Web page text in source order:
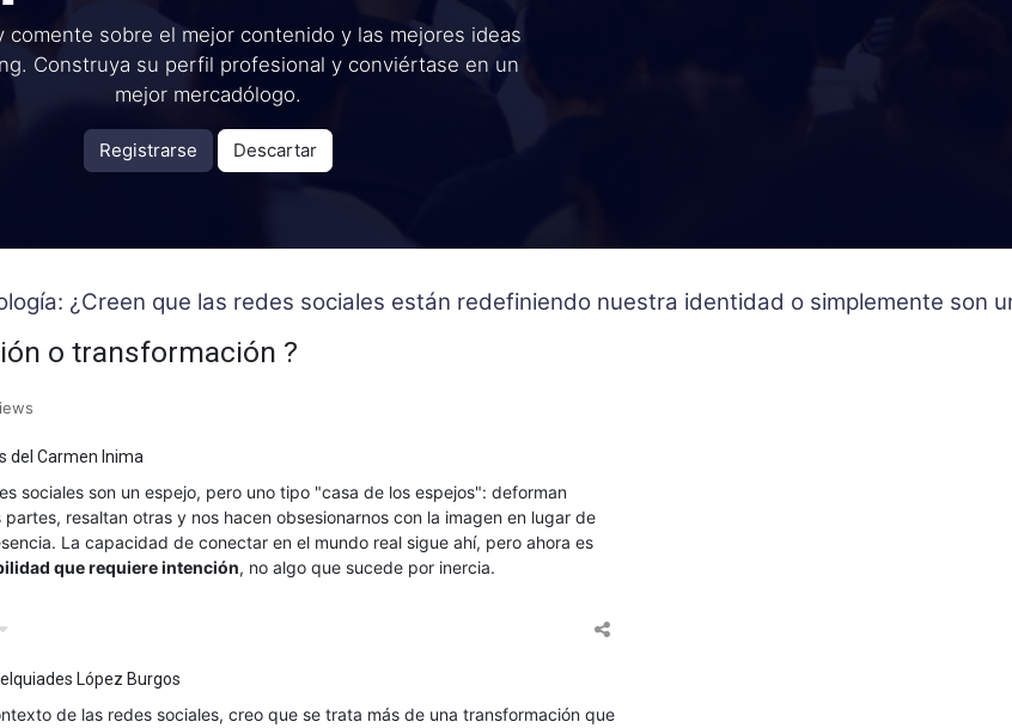
comente sobre el mejor contenido y las mejores ideas
Construya su perfil profesional y conviértase en un
mejor mercadólogo.
Registrarse Descartar
¿Creen que las redes sociales están redefiniendo nuestra identidad o simplemente
o transformación ?
del Carmen Inima
sociales son un espejo, pero uno tipo "casa de los espejos": deforman
partes, resaltan otras y nos hacen obsesionarnos con la imagen en lugar de
La capacidad de conectar en el mundo real sigue ahí, pero ahora es
que requiere intención, no algo que sucede por inercia.
López Burgos
de las redes sociales, creo que se trata más de una transformación que